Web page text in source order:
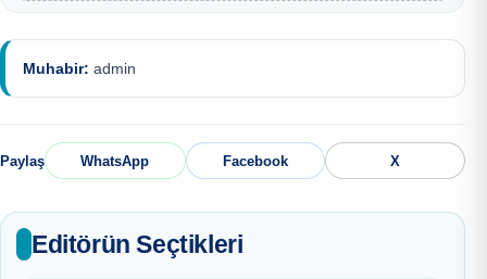
Muhabir: admin
Paylaş WhatsApp Facebook X
Editörün Seçtikleri